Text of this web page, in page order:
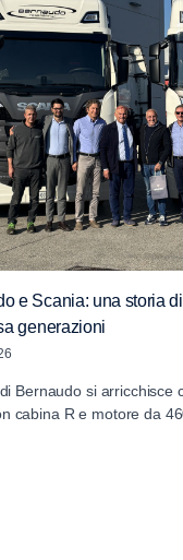
e Scania: una storia
generazioni
Bernaudo si arricchisce
cabina R e motore da